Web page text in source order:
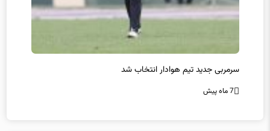
سرمربی جدید تیم هوادار انتخاب شد
7 ماه پیش